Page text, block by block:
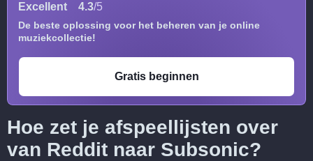
Excellent 4.3/5
De beste oplossing voor het beheren van je online
muziekcollectie!
Gratis beginnen
Hoe zet je afspeellijsten over
van Reddit naar Subsonic?